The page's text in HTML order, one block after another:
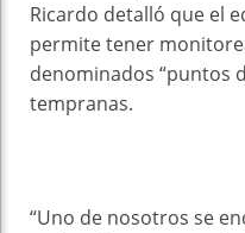
Ricardo detalló que el
permite tener
denominados “puntos
tempranas.
“Uno de nosotros se